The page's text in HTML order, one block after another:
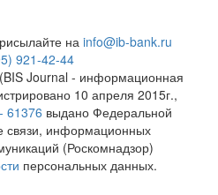
на info@ib-bank.ru
921-42-44
Journal - информационная
10 апреля 2015г.,
61376 выдано Федеральной
связи, информационных
(Роскомнадзор)
персональных данных.